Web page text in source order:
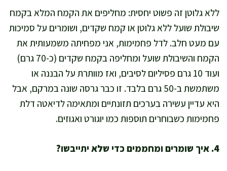
ללא גלוטן זה פשוט יחסית: מחליפים את הקמח המלא בקמח
שיבולת שועל ללא גלוטן או קמח שקדים, ושומרים על סמיכות
עם מעט חלב. לדל פחמימות, אני מפחיתה משמעותית את
הקמח והשיבולת שועל ומחליפה בקמח שקדים (כ-70 גרם)
ועוד 10 גרם פסיליום לסיבים, ואז מוותרת על הבננה או
משתמשת ב-50 גרם בלבד. זו כבר גרסה שונה במרקם, אבל
היא עדיין עשירה בערכים תזונתיים ומתאימה לדיאטה דלת
פחמימות כשבוחרים תוספות כמו יוגורט ואגוזים.
4. איך שומרים ומחממים כדי שלא יתייבשו?